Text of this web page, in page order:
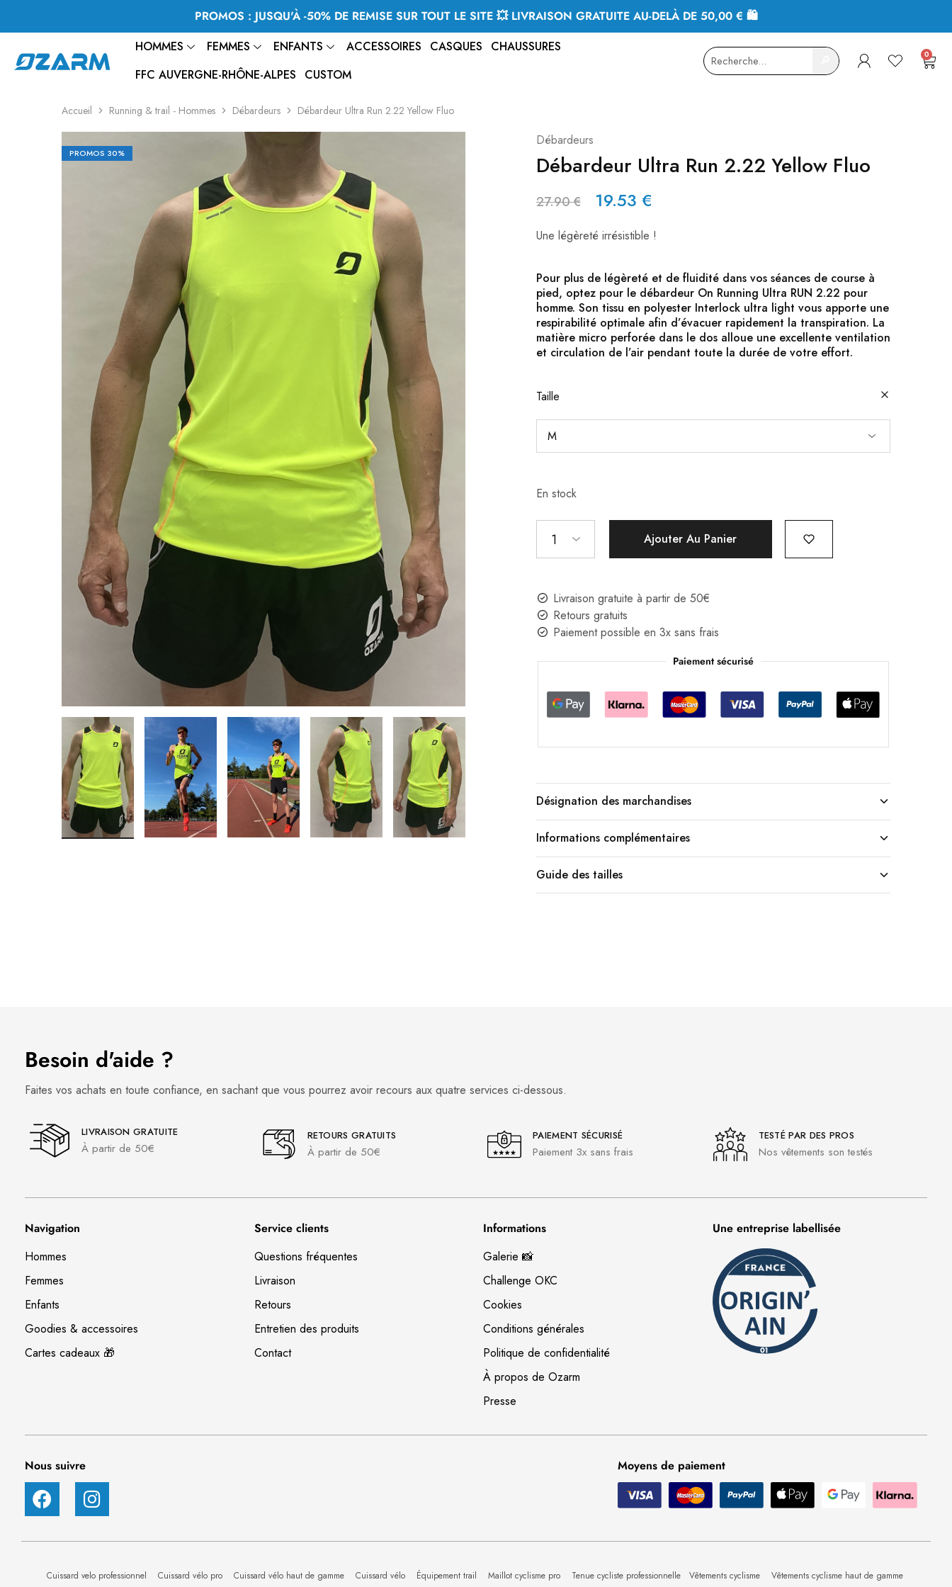
PROMOS : JUSQU'À -50% DE REMISE SUR TOUT LE SITE 💥 LIVRAISON GRATUITE AU-DELÀ DE 50,00 € 🛍
HOMMES
FEMMES ENFANTS ACCESSOIRES CASQUES
CHAUSSURES
FFC AUVERGNE-RHÔNE-ALPES
CUSTOM
0
Accueil Running & trail - Hommes Débardeurs Débardeur Ultra Run 2.22 Yellow Fluo
PROMOS 30%
Débardeurs
Débardeur Ultra Run 2.22 Yellow Fluo
27.90€ 19.53 €
Une légèreté irrésistible !
Pour plus de légèreté et de fluidité dans vos séances de course à
pied, optez pour le débardeur On Running Ultra RUN 2.22 pour
homme. Son tissu en polyester Interlock ultra light vous apporte une
respirabilité optimale afin d’évacuer rapidement la transpiration. La
matière micro perforée dans le dos alloue une excellente ventilation
et circulation de l’air pendant toute la durée de votre effort.
Taille
En stock
1 Ajouter Au Panier
Livraison gratuite à partir de 50€
Retours gratuits
Paiement possible en 3x sans frais
Paiement sécurisé
Désignation des marchandises
Informations complémentaires
Guide des tailles
Besoin d'aide ?
Faites vos achats en toute confiance, en sachant que vous pourrez avoir recours aux quatre services ci-dessous.
LIVRAISON GRATUITE
À partir de 50€
RETOURS GRATUITS
À partir de 50€
PAIEMENT SÉCURISÉ
Paiement 3x sans frais
TESTÉ PAR DES PROS
Nos vêtements son testés
Navigation
Hommes
Femmes
Enfants
Goodies & accessoires
Cartes cadeaux 🎁
Service clients
Questions fréquentes
Livraison
Retours
Entretien des produits
Contact
Informations
Galerie 📸
Challenge OKC
Cookies
Conditions générales
Politique de confidentialité
À propos de Ozarm
Presse
Une entreprise labellisée
Nous suivre Moyens de paiement
Cuissard velo professionnel Cuissard vélo pro Cuissard vélo haut de gamme Cuissard vélo Équipement trail Maillot cyclisme pro Tenue cycliste professionnelle Vêtements cyclisme Vêtements cyclisme haut de gamme